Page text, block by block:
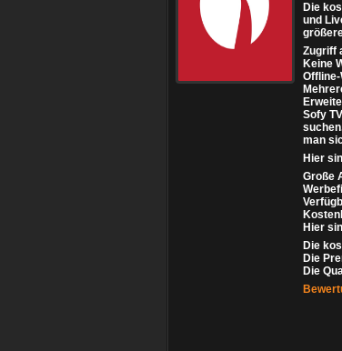
Die
und
Zugriff
Keine
Sofy
man
Hier
Große
Hier
Die
Die
Die